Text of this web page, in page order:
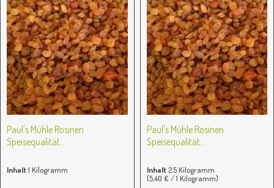
Paul's Mühle Rosinen
Speisequalität...
Inhalt1 Kilogramm
Paul's Mühle Rosinen
Speisequalität...
Inhalt 2.5 Kilogramm
(5,40 € / 1 Kilogramm)